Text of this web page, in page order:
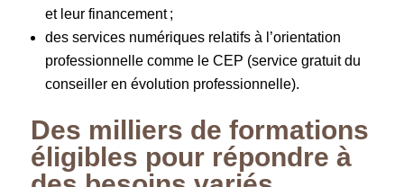
et leur financement ;
des services numériques relatifs à l’orientation
professionnelle comme le CEP (service gratuit du
conseiller en évolution professionnelle).
Des milliers de formations
éligibles pour répondre à